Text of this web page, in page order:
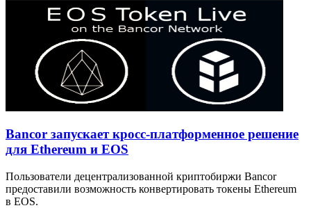
Bancor запускает кросс-платформенное решение
для Ethereum и EOS
Пользователи децентрализованной криптобиржи Bancor
предоставили возможность конвертировать токены Ethereum
в EOS.